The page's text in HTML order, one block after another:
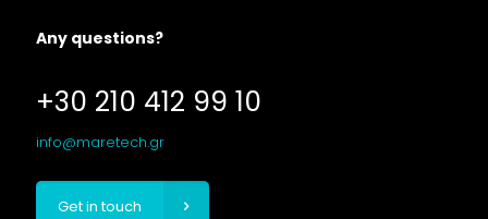
Any questions?
+30 210 412 99 10
info@maretech.gr
Get in touch